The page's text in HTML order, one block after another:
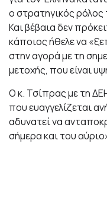
ο στρατηγικός
Και βέβαια δεν
κάποιος ήθελε να
στην αγορά με τη
μετοχής, που είναι
Ο κ. Τσίπρας με τη
που ευαγγελίζεται
αδυνατεί να
σήμερα και του